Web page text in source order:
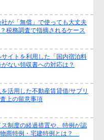
が「無償」で使っても大丈夫
税務調査で指摘されるケース
イトを利用した「国内宿泊料
ない領収書への対応は？
活用した不動産賃貸借/サブリ
上の留意事項
制度の経過措置や、特例が認
商特例・宅建特例とは？